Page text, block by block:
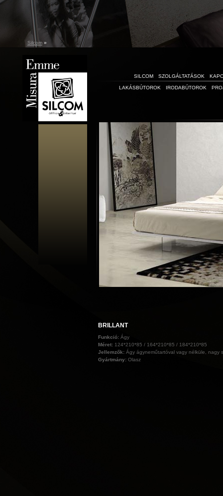
Silcom »
SILCOM SZOLGÁLTATÁSOK
LAKÁSBÚTOROK IRODABÚTOROK
BRILLANT
Funkció: Ágy
Méret: 124*210*85 / 164*210*85 / 184*210*85
Jellemzők: Ágy ágyneműtartóval vagy nélküle, nagy
Gyártmány: Olasz